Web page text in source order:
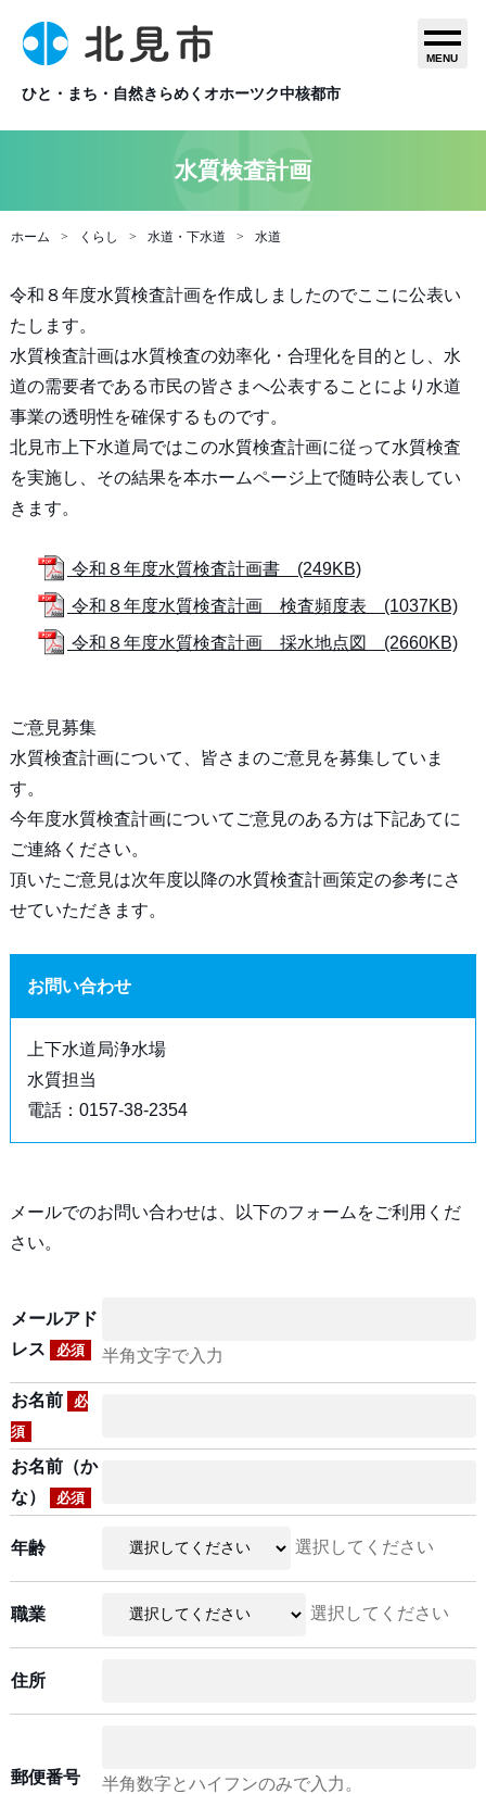
ひと・まち・自然きらめくオホーツク中核都市
MENU
水質検査計画
ホーム くらし 水道・下水道 水道
令和８年度水質検査計画を作成しましたのでここに公表い
たします。
水質検査計画は水質検査の効率化・合理化を目的とし、水
道の需要者である市民の皆さまへ公表することにより水道
事業の透明性を確保するものです。
北見市上下水道局ではこの水質検査計画に従って水質検査
を実施し、その結果を本ホームページ上で随時公表してい
きます。
令和８年度水質検査計画書 (249KB)
令和８年度水質検査計画 検査頻度表 (1037KB)
令和８年度水質検査計画 採水地点図 (2660KB)
ご意見募集
水質検査計画について、皆さまのご意見を募集していま
す。
今年度水質検査計画についてご意見のある方は下記あてに
ご連絡ください。
頂いたご意見は次年度以降の水質検査計画策定の参考にさ
せていただきます。
お問い合わせ
上下水道局浄水場
水質担当
電話：0157-38-2354
メールでのお問い合わせは、以下のフォームをご利用くだ
さい。
メールアド
レス
必須 半角文字で入力
お名前
必
須
お名前（か
な）
必須
年齢 選択してください
職業 選択してください
住所
郵便番号
半角数字とハイフンのみで入力。